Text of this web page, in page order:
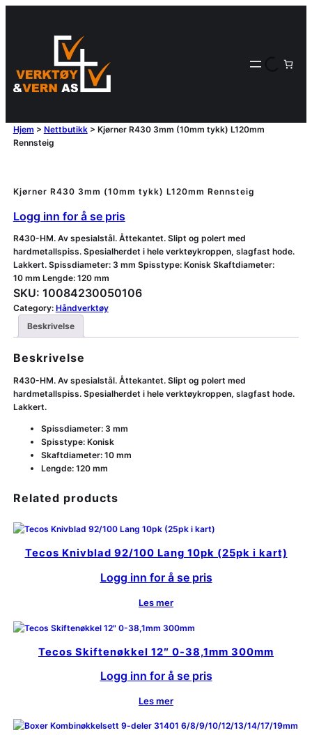
Hjem > Nettbutikk> Kjørner R430 3mm (10mm tykk) L120mm
Rennsteig
Kjørner R430 3mm (10mm tykk) L120mm Rennsteig
Logg inn for å se pris
R430-HM. Av spesialstål. Åttekantet. Slipt og polert med
hardmetallspiss. Spesialherdet i hele verktøykroppen, slagfast hode.
Lakkert. Spissdiameter: 3 mm Spisstype: Konisk Skaftdiameter:
10 mm Lengde: 120 mm
SKU: 10084230050106
Category: Håndverktøy
Beskrivelse
Beskrivelse
R430-HM. Av spesialstål. Åttekantet. Slipt og polert med
hardmetallspiss. Spesialherdet i hele verktøykroppen, slagfast hode.
Lakkert.
Spissdiameter: 3 mm
Spisstype: Konisk
Skaftdiameter: 10 mm
Lengde: 120 mm
Related products
Tecos Knivblad 92/100 Lang 10pk (25pk i kart)
Logg inn for å se pris
Les mer
Tecos Skiftenøkkel 12″ 0-38,1mm 300mm
Logg inn for å se pris
Les mer